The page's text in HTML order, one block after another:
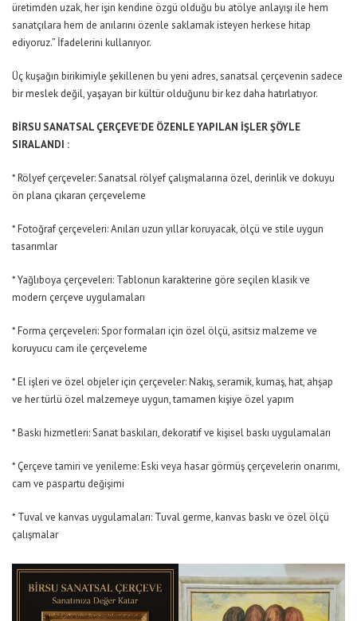
üretimden uzak, her işin kendine özgü olduğu bu atölye anlayışı ile hem
sanatçılara hem de anılarını özenle saklamak isteyen herkese hitap
ediyoruz.” İfadelerini kullanıyor.
Üç kuşağın birikimiyle şekillenen bu yeni adres, sanatsal çerçevenin sadece
bir meslek değil, yaşayan bir kültür olduğunu bir kez daha hatırlatıyor.
BİRSU SANATSAL ÇERÇEVE’DE ÖZENLE YAPILAN İŞLER ŞÖYLE
SIRALANDI :
* Rölyef çerçeveler: Sanatsal rölyef çalışmalarına özel, derinlik ve dokuyu
ön plana çıkaran çerçeveleme
* Fotoğraf çerçeveleri: Anıları uzun yıllar koruyacak, ölçü ve stile uygun
tasarımlar
* Yağlıboya çerçeveleri: Tablonun karakterine göre seçilen klasik ve
modern çerçeve uygulamaları
* Forma çerçeveleri: Spor formaları için özel ölçü, asitsiz malzeme ve
koruyucu cam ile çerçeveleme
* El işleri ve özel objeler için çerçeveler: Nakış, seramik, kumaş, hat, ahşap
ve her türlü özel malzemeye uygun, tamamen kişiye özel yapım
* Baskı hizmetleri: Sanat baskıları, dekoratif ve kişisel baskı uygulamaları
* Çerçeve tamiri ve yenileme: Eski veya hasar görmüş çerçevelerin onarımı,
cam ve paspartu değişimi
* Tuval ve kanvas uygulamaları: Tuval germe, kanvas baskı ve özel ölçü
çalışmalar